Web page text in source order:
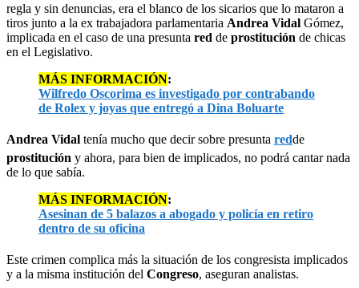
regla y sin denuncias, era el blanco de los sicarios que lo mataron a
tiros junto a la ex trabajadora parlamentaria Andrea Vidal Gómez,
implicada en el caso de una presunta red de prostitución de chicas
en el Legislativo.
MÁS INFORMACIÓN:
Wilfredo Oscorima es investigado por contrabando
de Rolex y joyas que entregó a Dina Boluarte
Andrea Vidal tenía mucho que decir sobre presunta redde
prostitución y ahora, para bien de implicados, no podrá cantar nada
de lo que sabía.
MÁS INFORMACIÓN:
Asesinan de 5 balazos a abogado y policía en retiro
dentro de su oficina
Este crimen complica más la situación de los congresista implicados
y a la misma institución del Congreso, aseguran analistas.